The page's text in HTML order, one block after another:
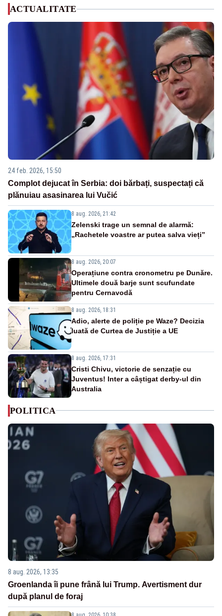
ACTUALITATE
24 feb. 2026, 15:50
Complot dejucat în Serbia: doi bărbați, suspectați că
plănuiau asasinarea lui Vučić
8 aug. 2026, 21:42
Zelenski trage un semnal de alarmă:
„Rachetele voastre ar putea salva vieți”
8 aug. 2026, 20:07
Operațiune contra cronometru pe Dunăre.
Ultimele două barje sunt scufundate
pentru Cernavodă
8 aug. 2026, 18:31
Adio, alerte de poliție pe Waze? Decizia
luată de Curtea de Justiție a UE
8 aug. 2026, 17:31
Cristi Chivu, victorie de senzație cu
Juventus! Inter a câștigat derby-ul din
Australia
POLITICA
8 aug. 2026, 13:35
Groenlanda îi pune frână lui Trump. Avertisment dur
după planul de foraj